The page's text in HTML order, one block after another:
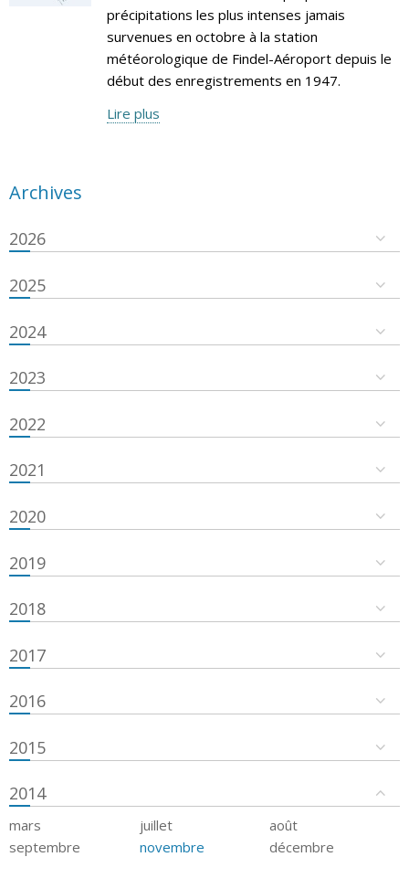
précipitations les plus intenses jamais
survenues en octobre à la station
météorologique de Findel-Aéroport depuis le
début des enregistrements en 1947.
Lire plus
Archives
2026
2025
2024
2023
2022
2021
2020
2019
2018
2017
2016
2015
2014
mars juillet
août
septembre
novembre décembre